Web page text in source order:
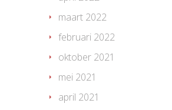
maart 2022
februari 2022
oktober 2021
mei 2021
april 2021